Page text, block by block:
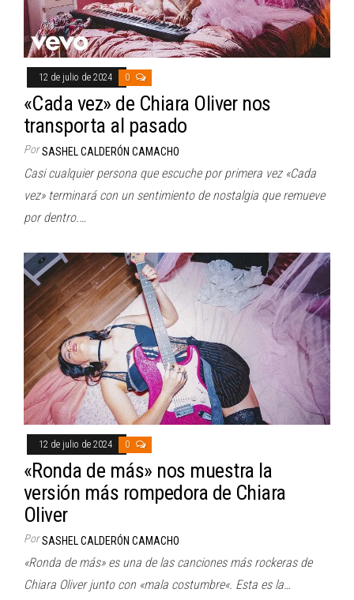
12 de julio de 2024 0
«Cada vez» de Chiara Oliver nos
transporta al pasado
Por SASHEL CALDERÓN CAMACHO
Casi cualquier persona que escuche por primera vez «Cada
vez» terminará con un sentimiento de nostalgia que remueve
por dentro.…
12 de julio de 2024 0
«Ronda de más» nos muestra la
versión más rompedora de Chiara
Oliver
Por SASHEL CALDERÓN CAMACHO
«Ronda de más» es una de las canciones más rockeras de
Chiara Oliver junto con «mala costumbre«. Esta es la…